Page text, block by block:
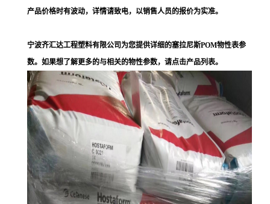
产品价格时有波动，详情请致电，以销售人员的报价为实准。
宁波齐汇达工程塑料有限公司为您提供详细的塞拉尼斯POM物性表参
数。如果想了解更多的与相关的物性参数，请点击产品列表。